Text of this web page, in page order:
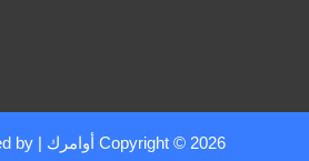
Copyright © 2026 أوامرك